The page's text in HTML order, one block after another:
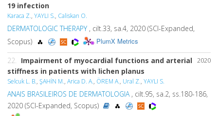
19 infection
Karaca Z., YAYLI S., Caliskan O.
DERMATOLOGIC THERAPY , cilt.33, sa.4, 2020 (SCI-Expanded,
Scopus)
PlumX Metrics
2020
22.
Impairment of myocardial functions and arterial
stiffness in patients with lichen planus
Selcuk L. B., ŞAHİN M., Arica D. A., ÖREM A., Ural Z., YAYLI S.
ANAIS BRASILEIROS DE DERMATOLOGIA , cilt.95, sa.2, ss.180-186,
2020 (SCI-Expanded, Scopus)